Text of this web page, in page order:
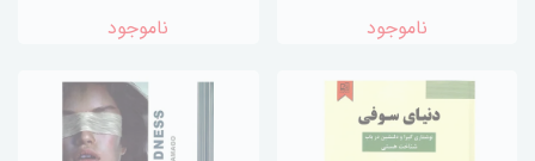
ناموجود
ناموجود